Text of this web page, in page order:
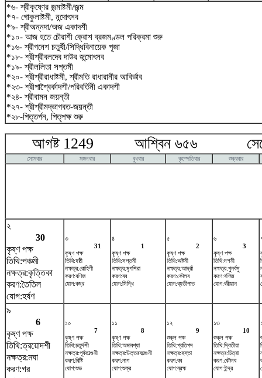
*৬- শ্রীকৃষ্ণের জন্মাষ্টমী/জন্ম
*৭- গোকুলাষ্টমী, নন্দোৎসব
*৯- শ্রীঅন্নদা/অজ একাদশী
*১০- আজ হতে চৌরাশী ক্রোশ ব্রজমণ্ডল পরিক্রমা শুরু
*১৬- শ্রীগনেশ চতুর্থী/সিদ্ধিবিনায়েক পূজা
*১৮- শ্রীশ্রীবলদেব দাউর জন্মোৎসব
*১৯- শ্রীললিতা সপ্তমী
*২০- শ্রীশ্রীরাধাষ্টমী, শ্রীমতি রাধারানীর আবির্ভাব
*২৩- শ্রীপাশ্বৈর্কাদশী/পরিবর্তিনী একাদশী
*২৪- শ্রীবামন জয়ন্তী
*২৭- শ্রীশ্রীমদ্ভাগবত-জয়ন্তী
*২৮-পিতৃতর্পন, পিতৃপক্ষ শুরু
আগষ্ট 1249 আশ্বিন ৬৫৬
সোমবার মঙ্গলবার বুধবার বৃহস্পতিবার শুক্রবার
২
30
কৃষ্ণ পক্ষ
তিথি:পঞ্চমী
নক্ষত্র:কৃত্তিকা
করণ:তৈতিল
যোগ:হর্ষণ
৩
31
কৃষ্ণ পক্ষ
তিথি:ষষ্ঠী
নক্ষত্র:রোহিণী
করণ:বণিজ
যোগ:বজ্র
৪
1
কৃষ্ণ পক্ষ
তিথি:সপ্তমী
নক্ষত্র:মৃগশিরা
করণ:বব
যোগ:সিদ্ধি
৫
2
কৃষ্ণ পক্ষ
তিথি:অষ্টমী
নক্ষত্র:আর্দ্রা
করণ:কৌলব
যোগ:ব্যতীপাত
৬
3
কৃষ্ণ পক্ষ
তিথি:দশমী
নক্ষত্র:পুনর্বসু
করণ:বণিজ
যোগ:বরীয়ান
৯
6
কৃষ্ণ পক্ষ
তিথি:ত্রয়োদশী
নক্ষত্র:মঘা
করণ:গর
১০
7
কৃষ্ণ পক্ষ
তিথি:চতুর্দশী
নক্ষত্র:পূর্বফাল্গুনী
করণ:বিষ্টি
যোগ:শুভ
১১
8
কৃষ্ণ পক্ষ
তিথি:অমাবশ্যা
নক্ষত্র:উত্তরফাল্গুনী
করণ:নাগ
যোগ:শুক্র
১২
9
শুক্ল পক্ষ
তিথি:প্রতিপদ
নক্ষত্র:হস্তা
করণ:বব
যোগ:ব্রহ্ম
১৩
10
শুক্ল পক্ষ
তিথি:দ্বিতীয়া
নক্ষত্র:চিত্রা
করণ:কৌলব
যোগ:ইন্দ্র